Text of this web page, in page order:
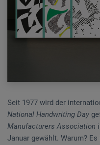
Seit 1977 wird der
National Handwriting Day
Manufacturers Association
Januar gewählt. Warum?